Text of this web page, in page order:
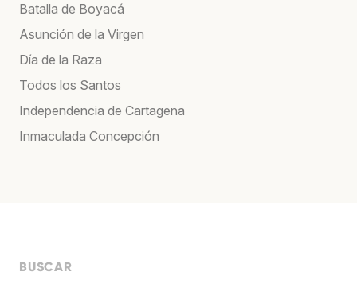
Batalla de Boyacá
Asunción de la Virgen
Día de la Raza
Todos los Santos
Independencia de Cartagena
Inmaculada Concepción
BUSCAR